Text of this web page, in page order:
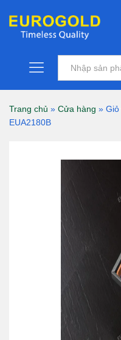
Trang chủ » Cửa hàng »
EUA2180B